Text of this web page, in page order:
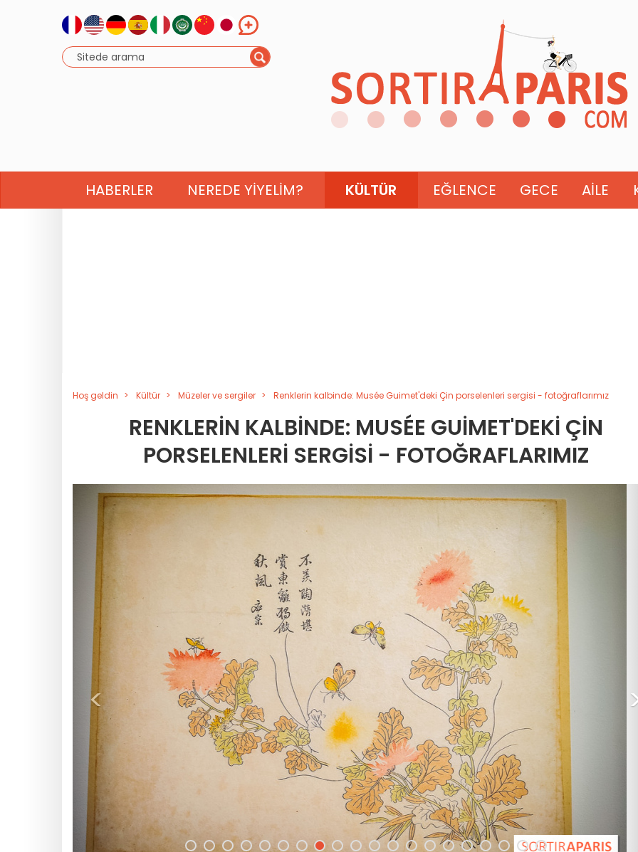
HABERLER NEREDE YIYELIM? KÜLTÜR EĞLENCE GECE AILE
Hoş geldin Kültür Müzeler ve sergiler Renklerin kalbinde: Musée Guimet'deki Çin porselenleri sergisi - fotoğraflarımız
RENKLERIN KALBINDE: MUSÉE GUIMET'DEKI ÇIN
PORSELENLERI SERGISI - FOTOĞRAFLARIMIZ
<